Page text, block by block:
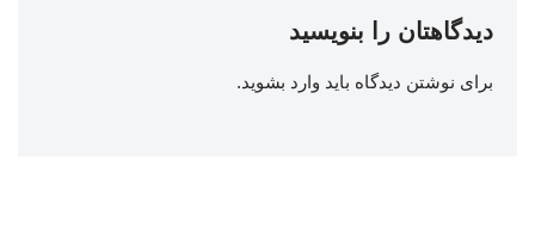
دیدگاهتان را بنویسید
برای نوشتن دیدگاه باید وارد بشوید.